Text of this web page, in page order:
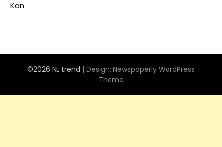
Kan
©2026 NL trend | Design: Newspaperly WordPress
Theme